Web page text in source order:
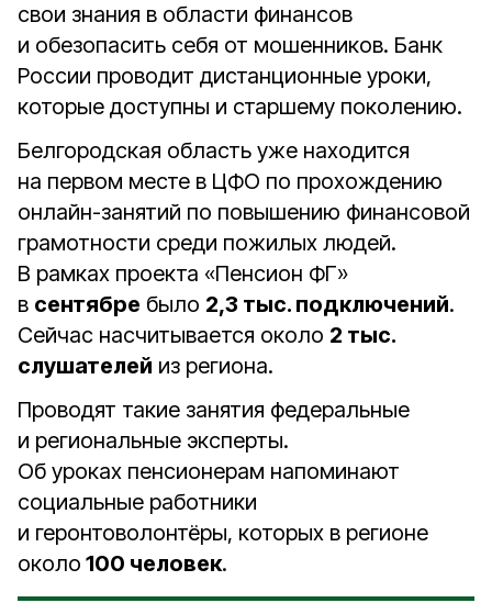
свои знания в области финансов
и обезопасить себя от мошенников. Банк
России проводит дистанционные уроки,
которые доступны и старшему поколению.
Белгородская область уже находится
на первом месте в ЦФО по прохождению
онлайн-занятий по повышению финансовой
грамотности среди пожилых людей.
В рамках проекта «Пенсион ФГ»
в сентябре было 2,3 тыс. подключений.
Сейчас насчитывается около 2 тыс.
слушателей из региона.
Проводят такие занятия федеральные
и региональные эксперты.
Об уроках пенсионерам напоминают
социальные работники
и геронтоволонтёры, которых в регионе
около 100 человек.